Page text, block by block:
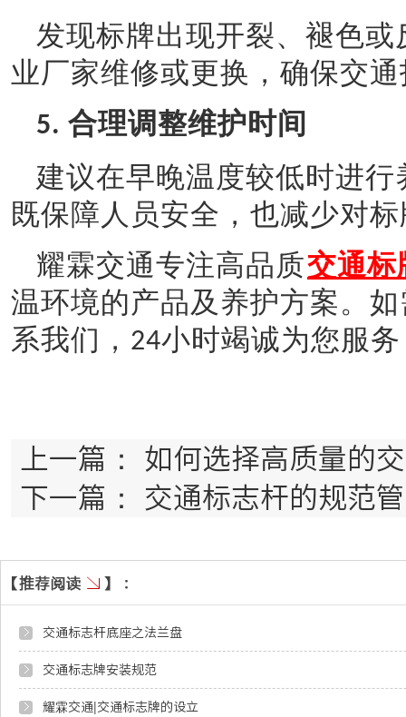
发现标牌出现开裂、褪色
业厂家维修或更换，确保交
5. 合理调整维护时间
建议在早晚温度较低时进
既保障人员安全，也减少对
耀霖交通专注高品质交通标
温环境的产品及养护方案。如
系我们， 24小时竭诚为您服务
上一篇： 如何选择高质量的
下一篇： 交通标志杆的规范
交通标志杆底座之法兰盘
交通标志牌安装规范
耀霖交通|交通标志牌的设立